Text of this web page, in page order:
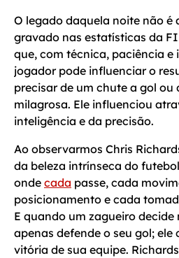
O legado daquela noite não é
gravado nas estatísticas da
que, com técnica, paciência
jogador pode influenciar o
precisar de um chute a gol ou
milagrosa. Ele influenciou
inteligência e da precisão.
Ao observarmos Chris
da beleza intrínseca do
onde cada passe, cada
posicionamento e cada
E quando um zagueiro decide
apenas defende o seu gol; ele
vitória de sua equipe.